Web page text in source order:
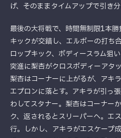
げ、そのままタイムアップで引き分
最後の大将戦で、時間無制限1本
キックが交錯し、エルボーの打ち
ロップキック、ボディースラム狙
突進に梨杏がクロスボディーアタ
梨杏はコーナーに上がるが、アキ
エプロンに落とす。アキラが引っ
わしてスタナー。梨杏はコーナー
ク、返されるとスリーパーへ。エ
行。しかし、アキラがエスケープ